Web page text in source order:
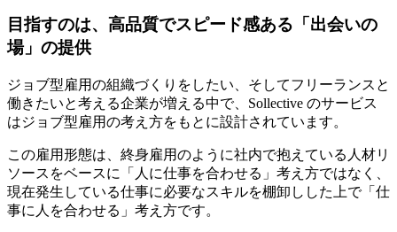
目指すのは、高品質でスピード感ある「出会いの
場」の提供
ジョブ型雇用の組織づくりをしたい、そしてフリーランスと
働きたいと考える企業が増える中で、 Sollective のサービス
はジョブ型雇用の考え方をもとに設計されています。
この雇用形態は、終身雇用のように社内で抱えている人材リ
ソースをベースに「人に仕事を合わせる」考え方ではなく、
現在発生している仕事に必要なスキルを棚卸しした上で「仕
事に人を合わせる」考え方です。